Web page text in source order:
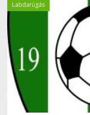
Labdarúgás